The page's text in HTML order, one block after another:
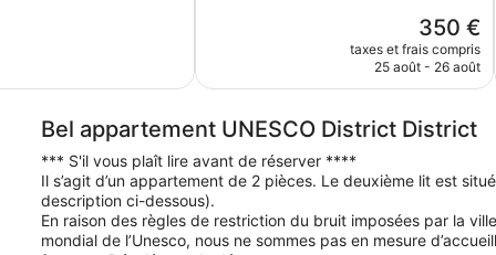
Le
nouveau
prix
350 €
350 €
taxes et frais compris
25 août - 26 août
Bel appartement UNESCO District District
*** S'il vous plaît lire avant de réserver ****
Il s’agit d’un appartement de 2 pièces. Le deuxième lit est
description ci-dessous).
En raison des règles de restriction du bruit imposées par la
mondial de l’Unesco, nous ne sommes pas en mesure